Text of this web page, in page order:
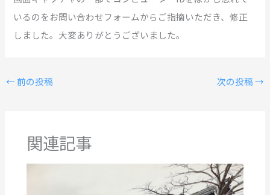
いるのをお問い合わせフォームからご指摘いただき、修正
しました。大変ありがとうございました。
← 前の投稿 次の投稿→
関連記事